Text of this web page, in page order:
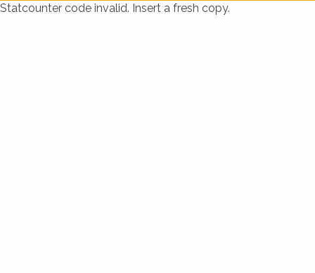
Statcounter code invalid. Insert a fresh copy.